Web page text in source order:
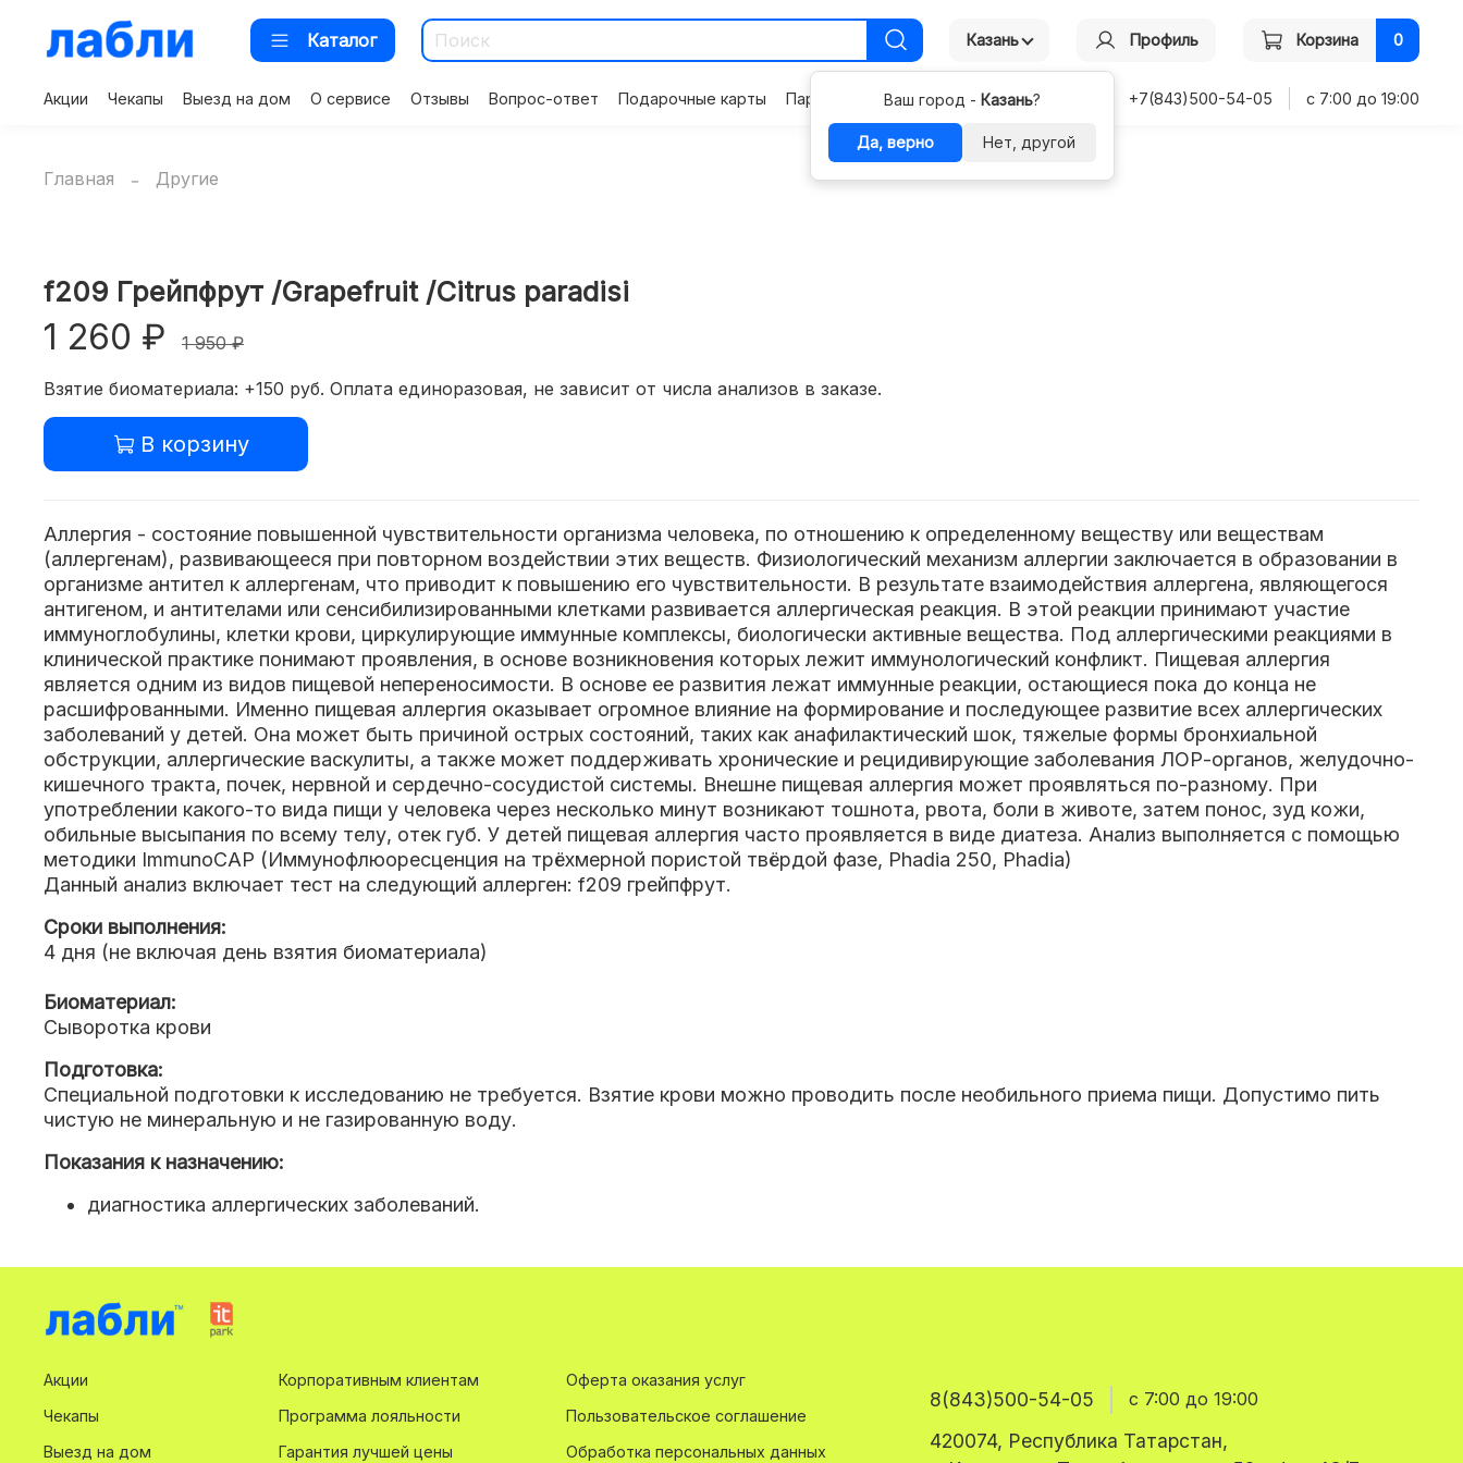
Каталог Казань
Ваш город - Казань?
Да, верно Нет, другой
Профиль Корзина 0
Акции Чекапы Выезд на дом О сервисе Отзывы Вопрос-ответ Подарочные карты Партнерам Контакты +7(843)500-54-05 с 7:00 до 19:00
Главная Другие
f209 Грейпфрут /Grapefruit /Citrus paradisi
1 260 ₽ 1 950 ₽
Взятие биоматериала: +150 руб. Оплата единоразовая, не зависит от числа анализов в заказе.
В корзину
Аллергия - состояние повышенной чувствительности организма человека, по отношению к определенному веществу или веществам
(аллергенам), развивающееся при повторном воздействии этих веществ. Физиологический механизм аллергии заключается в образовании в
организме антител к аллергенам, что приводит к повышению его чувствительности. В результате взаимодействия аллергена, являющегося
антигеном, и антителами или сенсибилизированными клетками развивается аллергическая реакция. В этой реакции принимают участие
иммуноглобулины, клетки крови, циркулирующие иммунные комплексы, биологически активные вещества. Под аллергическими реакциями в
клинической практике понимают проявления, в основе возникновения которых лежит иммунологический конфликт. Пищевая аллергия
является одним из видов пищевой непереносимости. В основе ее развития лежат иммунные реакции, остающиеся пока до конца не
расшифрованными. Именно пищевая аллергия оказывает огромное влияние на формирование и последующее развитие всех аллергических
заболеваний у детей. Она может быть причиной острых состояний, таких как анафилактический шок, тяжелые формы бронхиальной
обструкции, аллергические васкулиты, а также может поддерживать хронические и рецидивирующие заболевания ЛОР-органов, желудочно-
кишечного тракта, почек, нервной и сердечно-сосудистой системы. Внешне пищевая аллергия может проявляться по-разному. При
употреблении какого-то вида пищи у человека через несколько минут возникают тошнота, рвота, боли в животе, затем понос, зуд кожи,
обильные высыпания по всему телу, отек губ. У детей пищевая аллергия часто проявляется в виде диатеза. Анализ выполняется с помощью
методики ImmunoCAP (Иммунофлюоресценция на трёхмерной пористой твёрдой фазе, Phadia 250, Phadia)
Данный анализ включает тест на следующий аллерген: f209 грейпфрут.
Сроки выполнения:
4 дня (не включая день взятия биоматериала)
Биоматериал:
Сыворотка крови
Подготовка:
Специальной подготовки к исследованию не требуется. Взятие крови можно проводить после необильного приема пищи. Допустимо пить
чистую не минеральную и не газированную воду.
Показания к назначению:
диагностика аллергических заболеваний.
Акции
Чекапы
Выезд на дом
Корпоративным клиентам
Программа лояльности
Гарантия лучшей цены
Оферта оказания услуг
Пользовательское соглашение
Обработка персональных данных
8(843)500-54-05 с 7:00 до 19:00
420074, Республика Татарстан,